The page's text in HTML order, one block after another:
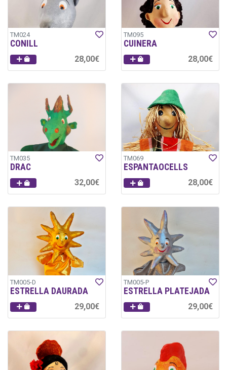
TM024
CONILL
28,00€
TM095
CUINERA
28,00€
TM035
DRAC
32,00€
TM069
ESPANTAOCELLS
28,00€
TM005-D
ESTRELLA DAURADA
29,00€
TM005-P
ESTRELLA PLATEJADA
29,00€